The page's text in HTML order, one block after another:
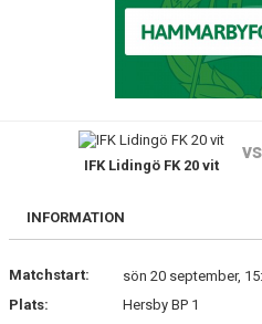
BILDGALLERI
KONTAKT
IFK Lidingö FK 20 vit
vs
INFORMATION
Matchstart:
sön 20 september,
Plats:
Hersby BP 1